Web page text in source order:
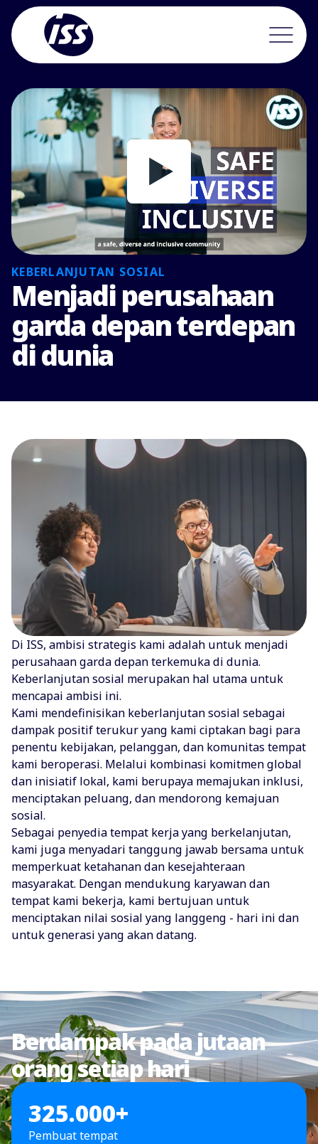
KEBERLANJUTAN SOSIAL
Menjadi perusahaan
garda depan terdepan
di dunia
Di ISS, ambisi strategis kami adalah untuk menjadi
perusahaan garda depan terkemuka di dunia.
Keberlanjutan sosial merupakan hal utama untuk
mencapai ambisi ini.
Kami mendefinisikan keberlanjutan sosial sebagai
dampak positif terukur yang kami ciptakan bagi para
penentu kebijakan, pelanggan, dan komunitas tempat
kami beroperasi. Melalui kombinasi komitmen global
dan inisiatif lokal, kami berupaya memajukan inklusi,
menciptakan peluang, dan mendorong kemajuan
sosial.
Sebagai penyedia tempat kerja yang berkelanjutan,
kami juga menyadari tanggung jawab bersama untuk
memperkuat ketahanan dan kesejahteraan
masyarakat. Dengan mendukung karyawan dan
tempat kami bekerja, kami bertujuan untuk
menciptakan nilai sosial yang langgeng - hari ini dan
untuk generasi yang akan datang.
Berdampak pada jutaan
orang setiap hari
325.000+
Pembuat tempat